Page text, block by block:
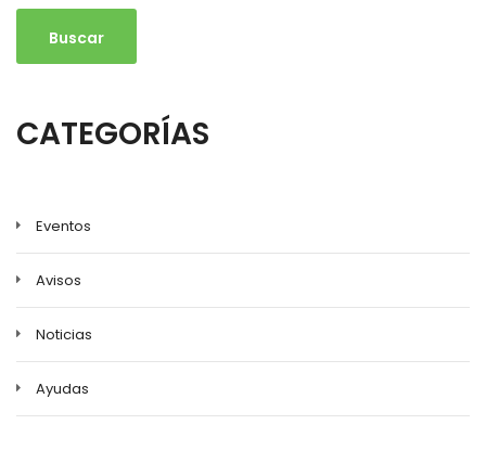
CATEGORÍAS
Eventos
Avisos
Noticias
Ayudas